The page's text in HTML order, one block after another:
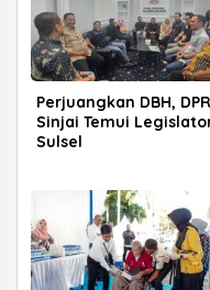
Perjuangkan DBH,
Sinjai Temui
Sulsel